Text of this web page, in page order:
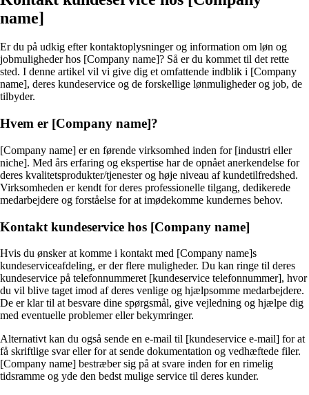
name]
Er du på udkig efter kontaktoplysninger og information om løn og
jobmuligheder hos [Company name]? Så er du kommet til det rette
sted. I denne artikel vil vi give dig et omfattende indblik i [Company
name], deres kundeservice og de forskellige lønmuligheder og job, de
tilbyder.
Hvem er [Company name]?
[Company name] er en førende virksomhed inden for [industri eller
niche]. Med års erfaring og ekspertise har de opnået anerkendelse for
deres kvalitetsprodukter/tjenester og høje niveau af kundetilfredshed.
Virksomheden er kendt for deres professionelle tilgang, dedikerede
medarbejdere og forståelse for at imødekomme kundernes behov.
Kontakt kundeservice hos [Company name]
Hvis du ønsker at komme i kontakt med [Company name]s
kundeserviceafdeling, er der flere muligheder. Du kan ringe til deres
kundeservice på telefonnummeret [kundeservice telefonnummer], hvor
du vil blive taget imod af deres venlige og hjælpsomme medarbejdere.
De er klar til at besvare dine spørgsmål, give vejledning og hjælpe dig
med eventuelle problemer eller bekymringer.
Alternativt kan du også sende en e-mail til [kundeservice e-mail] for at
få skriftlige svar eller for at sende dokumentation og vedhæftede filer.
[Company name] bestræber sig på at svare inden for en rimelig
tidsramme og yde den bedst mulige service til deres kunder.